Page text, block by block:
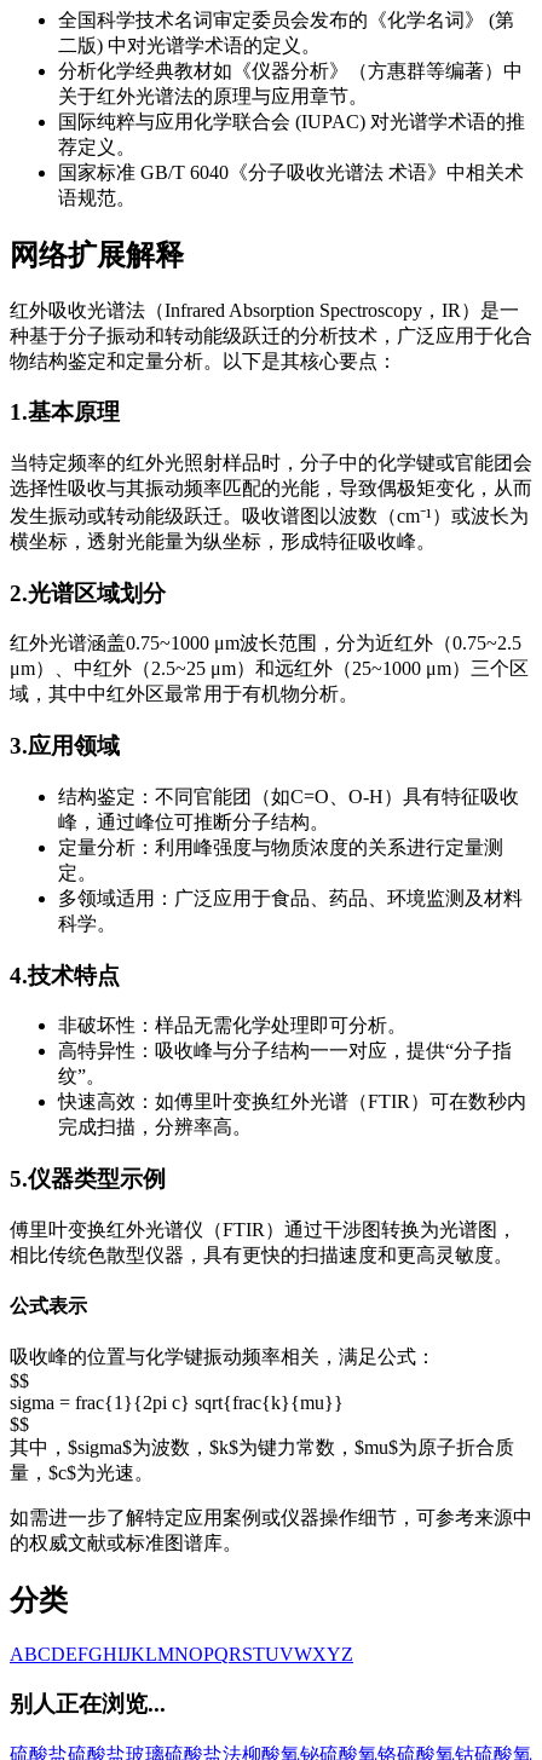
全国科学技术名词审定委员会发布的《化学名词》 (第
二版) 中对光谱学术语的定义。
分析化学经典教材如《仪器分析》（方惠群等编著）中
关于红外光谱法的原理与应用章节。
国际纯粹与应用化学联合会 (IUPAC) 对光谱学术语的推
荐定义。
国家标准 GB/T 6040《分子吸收光谱法 术语》中相关术
语规范。
网络扩展解释
红外吸收光谱法（Infrared Absorption Spectroscopy，IR）是一
种基于分子振动和转动能级跃迁的分析技术，广泛应用于化合
物结构鉴定和定量分析。以下是其核心要点：
1.基本原理
当特定频率的红外光照射样品时，分子中的化学键或官能团会
选择性吸收与其振动频率匹配的光能，导致偶极矩变化，从而
发生振动或转动能级跃迁。吸收谱图以波数（cm⁻¹）或波长为
横坐标，透射光能量为纵坐标，形成特征吸收峰。
2.光谱区域划分
红外光谱涵盖0.75~1000 μm波长范围，分为近红外（0.75~2.5
μm）、中红外（2.5~25 μm）和远红外（25~1000 μm）三个区
域，其中中红外区最常用于有机物分析。
3.应用领域
结构鉴定：不同官能团（如C=O、O-H）具有特征吸收
峰，通过峰位可推断分子结构。
定量分析：利用峰强度与物质浓度的关系进行定量测
定。
多领域适用：广泛应用于食品、药品、环境监测及材料
科学。
4.技术特点
非破坏性：样品无需化学处理即可分析。
高特异性：吸收峰与分子结构一一对应，提供“分子指
纹”。
快速高效：如傅里叶变换红外光谱（FTIR）可在数秒内
完成扫描，分辨率高。
5.仪器类型示例
傅里叶变换红外光谱仪（FTIR）通过干涉图转换为光谱图，
相比传统色散型仪器，具有更快的扫描速度和更高灵敏度。
公式表示
吸收峰的位置与化学键振动频率相关，满足公式：
$$
sigma = frac{1}{2pi c} sqrt{frac{k}{mu}}
$$
其中，$sigma$为波数，$k$为键力常数，$mu$为原子折合质
量，$c$为光速。
如需进一步了解特定应用案例或仪器操作细节，可参考来源中
的权威文献或标准图谱库。
分类
ABCDEFGHIJKLMNOPQRSTUVWXYZ
别人正在浏览...
硫酸盐硫酸盐玻璃硫酸盐法柳酸氧铋硫酸氧铬硫酸氧钴硫酸氧